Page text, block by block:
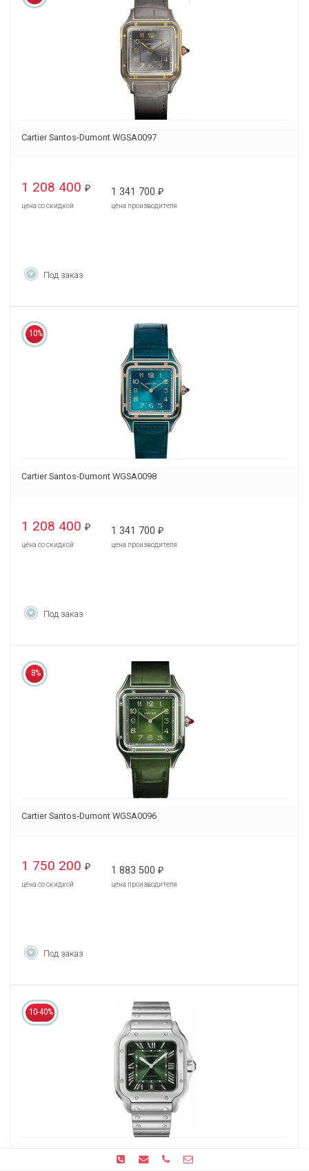
Cartier Santos-Dumont WGSA0097
1 208 400 ₽
цена со скидкой
1 341 700 ₽
цена производителя
Под заказ
10%
Cartier Santos-Dumont WGSA0098
1 208 400 ₽
цена со скидкой
1 341 700 ₽
цена производителя
Под заказ
8%
Cartier Santos-Dumont WGSA0096
1 750 200 ₽
цена со скидкой
1 883 500 ₽
цена производителя
Под заказ
10-40%
Santos De Cartier Watch WSSA0062